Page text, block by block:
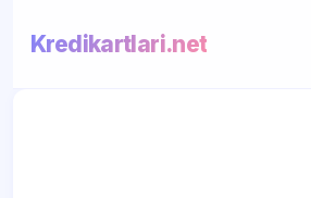
Kredikartlari.net